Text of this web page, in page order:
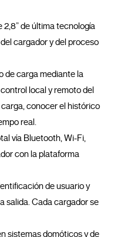
cargador y del proceso
local y remoto del
conocer el histórico
real.
con la plataforma
salida. Cada cargador se